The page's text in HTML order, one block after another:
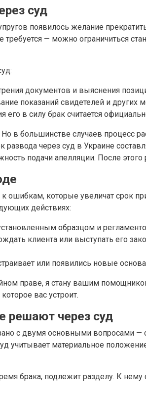
суд
появилось желание
— можно ограничиться
документов и выяснения
показаний свидетелей и
в силу брак считается
в большинстве случаев процесс
через суд в Украине
подачи апелляции. После
ошибкам, которые увеличат срок
действиях:
образцом и
клиента или выступать его
или появились новые
праве, я стану вашим
вас устроит.
решают через суд
с двумя основными вопросами
учитывает материальное
брака, подлежит разделу. К нему